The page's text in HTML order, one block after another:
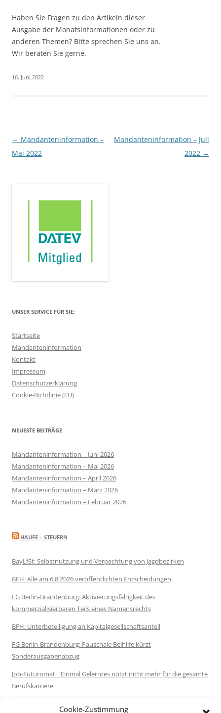
Cookie-Zustimmung
Haben Sie Fragen zu den Artikeln dieser
Ausgabe der Monatsinformationen oder zu
anderen Themen? Bitte sprechen Sie uns an.
Wir beraten Sie gerne.
16. Juni 2022
Beitragsnavigation
← Mandanteninformation –
Mai 2022
Mandanteninformation – Juli
2022 →
UNSER SERVICE FÜR SIE:
Startseite
Mandanteninformation
Kontakt
Impressum
Datenschutzerklärung
Cookie-Richtlinie (EU)
NEUESTE BEITRÄGE
Mandanteninformation – Juni 2026
Mandanteninformation – Mai 2026
Mandanteninformation – April 2026
Mandanteninformation – März 2026
Mandanteninformation – Februar 2026
HAUFE – STEUERN
BayLfSt: Selbstnutzung und Verpachtung von Jagdbezirken
BFH: Alle am 6.8.2026 veröffentlichten Entscheidungen
FG Berlin-Brandenburg: Aktivierungsfähigkeit des
kommerzialisierbaren Teils eines Namensrechts
BFH: Unterbeteiligung an Kapitalgesellschaftsanteil
FG Berlin-Brandenburg: Pauschale Beihilfe kürzt
Sonderausgabenabzug
Job-Futuromat: "Einmal Gelerntes nützt nicht mehr für die gesamte
Berufskarriere"